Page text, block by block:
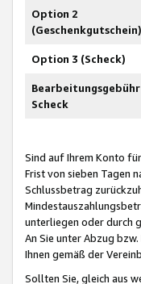
Option 2
(Geschenkgutschein)
Option 3 (Scheck)
Bearbeitungsgebühr
Scheck
Sind auf Ihrem Konto
Frist von sieben Tagen
Schlussbetrag
unterliegen oder durch
An Sie unter Abzug
Ihnen gemäß der
Sollten Sie, gleich aus